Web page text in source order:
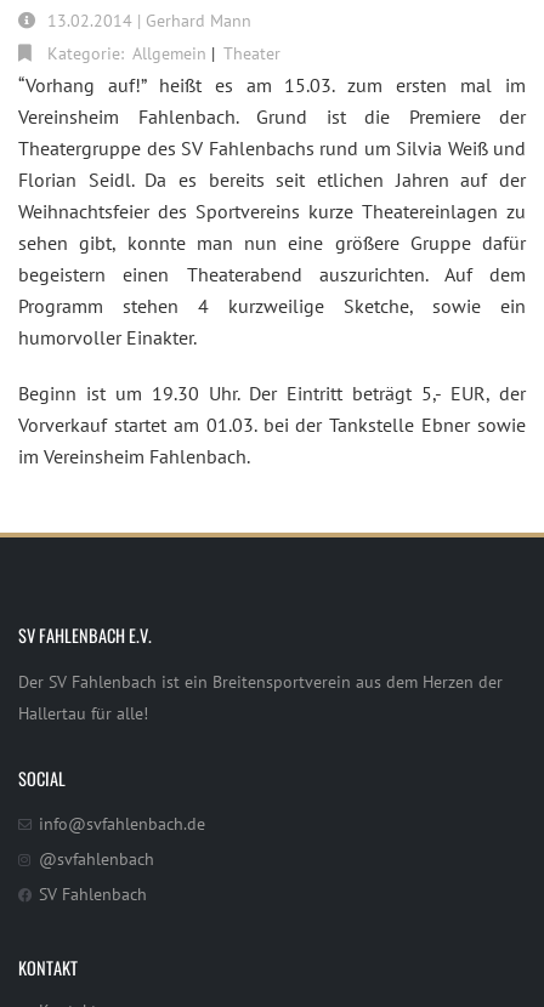
“Vorhang auf!” heißt es am 15.03. zum ersten mal im
Vereinsheim Fahlenbach. Grund ist die Premiere der
Theatergruppe des SV Fahlenbachs rund um Silvia Weiß und
Florian Seidl. Da es bereits seit etlichen Jahren auf der
Weihnachtsfeier des Sportvereins kurze Theatereinlagen zu
sehen gibt, konnte man nun eine größere Gruppe dafür
begeistern einen Theaterabend auszurichten. Auf dem
Programm stehen 4 kurzweilige Sketche, sowie ein
humorvoller Einakter.
Beginn ist um 19.30 Uhr. Der Eintritt beträgt 5,- EUR, der
Vorverkauf startet am 01.03. bei der Tankstelle Ebner sowie
im Vereinsheim Fahlenbach.
13.02.2014 | Gerhard Mann
Kategorie: Allgemein Theater
SV FAHLENBACH E.V.
Der SV Fahlenbach ist ein Breitensportverein aus dem Herzen der
Hallertau für alle!
SOCIAL
info@svfahlenbach.de
@svfahlenbach
SV Fahlenbach
KONTAKT